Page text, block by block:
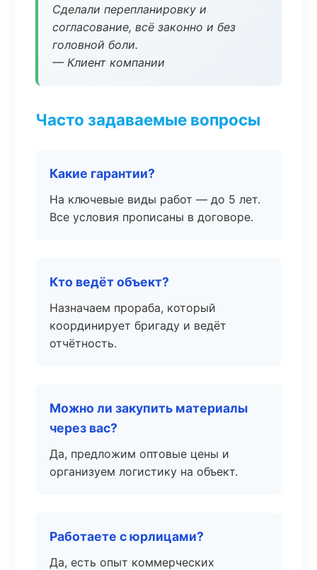
Сделали перепланировку и
согласование, всё законно и без
головной боли.
— Клиент компании
Часто задаваемые вопросы
Какие гарантии?
На ключевые виды работ — до 5 лет.
Все условия прописаны в договоре.
Кто ведёт объект?
Назначаем прораба, который
координирует бригаду и ведёт
отчётность.
Можно ли закупить материалы
через вас?
Да, предложим оптовые цены и
организуем логистику на объект.
Работаете с юрлицами?
Да, есть опыт коммерческих